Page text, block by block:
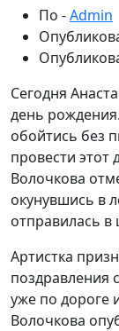
По -Admin
Сегодня
день
обойтись без
провести этот
Волочкова
окунувшись в
отправилась в
Артистка
поздравления
уже по дороге
Волочкова